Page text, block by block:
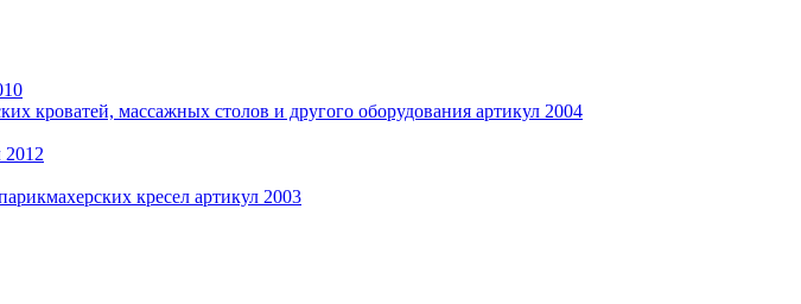
кроватей, массажных столов и другого оборудования артикул 2004
2012
кресел артикул 2003